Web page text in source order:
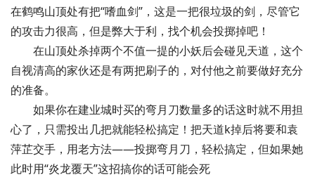
在鹤鸣山顶处有把“嗜血剑”，这是一把很垃圾的剑，尽管它
的攻击力很高，但是弊大于利，找个机会投掷掉吧！
在山顶处杀掉两个不值一提的小妖后会碰见天道，这个
自视清高的家伙还是有两把刷子的，对付他之前要做好充分
的准备。
如果你在建业城时买的弯月刀数量多的话这时就不用担
心了，只需投出几把就能轻松搞定！把天道k掉后将要和袁
萍芷交手，用老方法——投掷弯月刀，轻松搞定，但如果她
此时用“炎龙覆天”这招搞你的话可能会死